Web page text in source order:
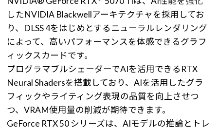
したNVIDIA Blackwellアーキテクチャを採用してお
り、DLSS 4をはじめとするニューラルレンダリング
によって、高いパフォーマンスを体感できるグラフ
ィックスカードです。
プログラマブルシェーダーでAIを活用できるRTX
Neural Shadersを搭載しており、AIを活用したグラ
フィックやライティング表現の品質を向上させつ
つ、VRAM使用量の削減が期待できます。
GeForce RTX 50 シリーズは、AIモデルの推論とトレ